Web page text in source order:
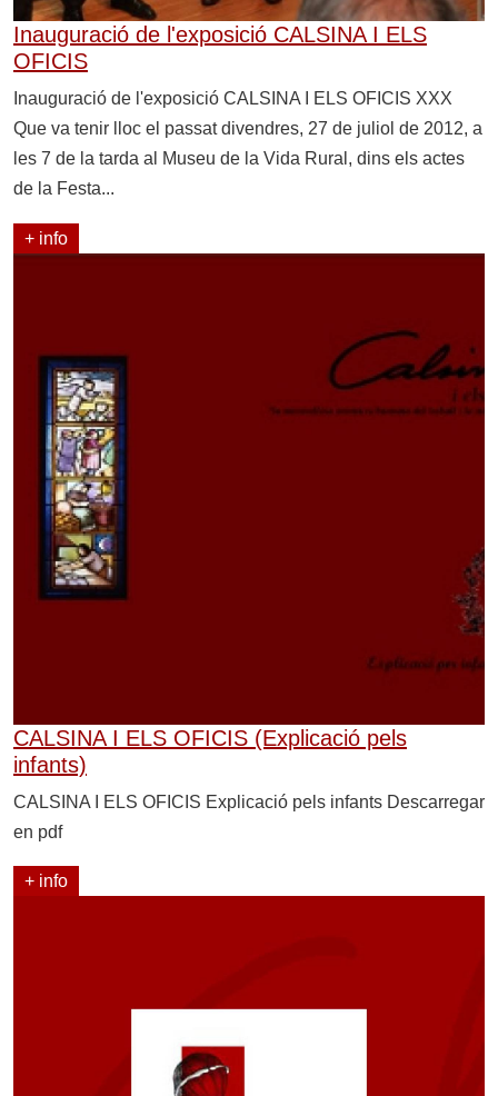
Inauguració de l'exposició CALSINA I ELS
OFICIS
Inauguració de l'exposició CALSINA I ELS OFICIS XXX
Que va tenir lloc el passat divendres, 27 de juliol de 2012, a
les 7 de la tarda al Museu de la Vida Rural, dins els actes
de la Festa...
+ info
CALSINA I ELS OFICIS (Explicació pels
infants)
CALSINA I ELS OFICIS Explicació pels infants Descarregar
en pdf
+ info